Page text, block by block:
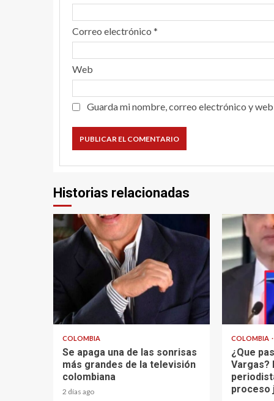
Correo electrónico *
Web
Guarda mi nombre, correo electrónico y
Historias relacionadas
1 min read
COLOMBIA
Se apaga una de las sonrisas
más grandes de la televisión
colombiana
2 días ago
2 min read
COLOMBIA
¿Que
Vargas?
proceso